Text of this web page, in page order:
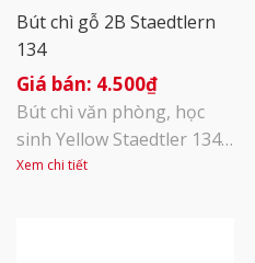
Bút chì gỗ 2B Staedtlern
134
4.500₫
Bút chì văn phòng, học
sinh Yellow Staedtler 134
được nhập khẩu từ CHLB
Xem chi tiết